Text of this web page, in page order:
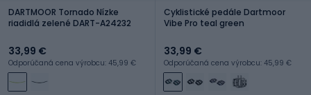
DARTMOOR Tornado Nízke
riadidlá zelené DART-A24232
33,99 €
Odporúčaná cena výrobcu: 45,99 €
Cyklistické pedále Dartmoor
Vibe Pro teal green
33,99 €
Odporúčaná cena výrobcu: 45,99 €